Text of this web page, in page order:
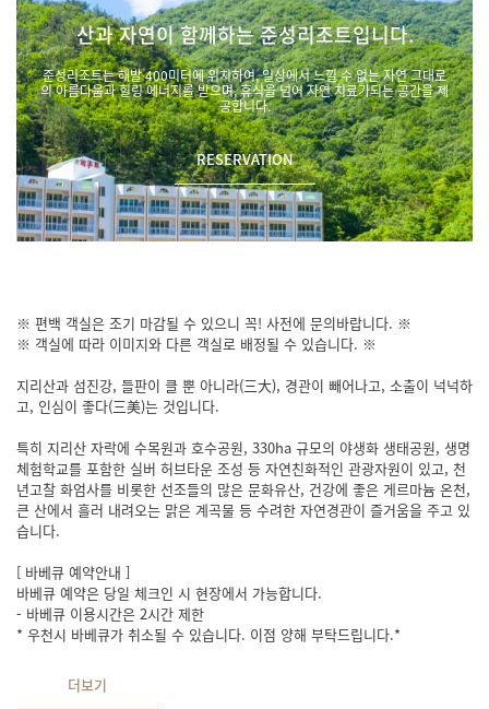
산과 자연이 함께하는 준성리조트입니다.
준성리조트는 해발 400미터에 위치하여, 일상에서 느낄 수 없는 자연 그대로
의 아름다움과 힐링 에너지를 받으며, 휴식을 넘어 자연 치료가되는 공간을 제
공합니다.
RESERVATION
※ 편백 객실은 조기 마감될 수 있으니 꼭! 사전에 문의바랍니다. ※
※ 객실에 따라 이미지와 다른 객실로 배정될 수 있습니다. ※
지리산과 섬진강, 들판이 클 뿐 아니라(三大), 경관이 빼어나고, 소출이 넉넉하
고, 인심이 좋다(三美)는 것입니다.
특히 지리산 자락에 수목원과 호수공원, 330ha 규모의 야생화 생태공원, 생명
체험학교를 포함한 실버 허브타운 조성 등 자연친화적인 관광자원이 있고, 천
년고찰 화엄사를 비롯한 선조들의 많은 문화유산, 건강에 좋은 게르마늄 온천,
큰 산에서 흘러 내려오는 맑은 계곡물 등 수려한 자연경관이 즐거움을 주고 있
습니다.
[ 바베큐 예약안내 ]
바베큐 예약은 당일 체크인 시 현장에서 가능합니다.
- 바베큐 이용시간은 2시간 제한
* 우천시 바베큐가 취소될 수 있습니다. 이점 양해 부탁드립니다.*
더보기